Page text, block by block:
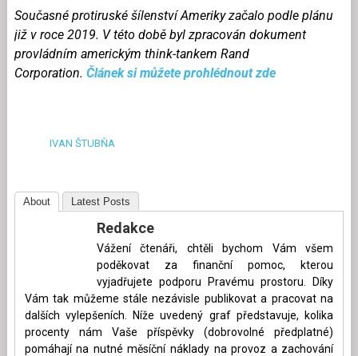
Současné protiruské šílenství Ameriky začalo podle plánu
již v roce 2019. V této době byl zpracován dokument
provládním americkým think-tankem Rand
Corporation. Článek si můžete prohlédnout zde
IVAN ŠTUBŇA
About Latest Posts
Redakce
Vážení čtenáři, chtěli bychom Vám všem
poděkovat za finanční pomoc, kterou
vyjadřujete podporu Pravému prostoru. Díky
Vám tak můžeme stále nezávisle publikovat a pracovat na
dalších vylepšeních. Níže uvedený graf představuje, kolika
procenty nám Vaše příspěvky (dobrovolné předplatné)
pomáhají na nutné měsíční náklady na provoz a zachování